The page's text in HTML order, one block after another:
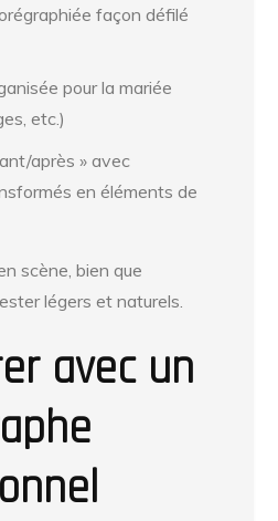
façon défilé
pour la mariée
etc.)
après » avec
en éléments de
scène, bien que
légers et naturels.
avec un